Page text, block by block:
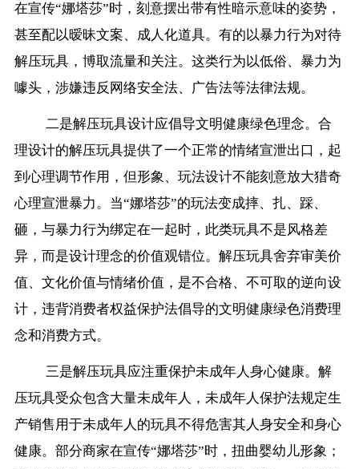
在宣传“娜塔莎”时，刻意摆出带有性暗示意味的姿势，
甚至配以暧昧文案、成人化道具。有的以暴力行为对待
解压玩具，博取流量和关注。这类行为以低俗、暴力为
噱头，涉嫌违反网络安全法、广告法等法律法规。
二是解压玩具设计应倡导文明健康绿色理念。合
理设计的解压玩具提供了一个正常的情绪宣泄出口，起
到心理调节作用，但形象、玩法设计不能刻意放大猎奇
心理宣泄暴力。当“娜塔莎”的玩法变成摔、扎、踩、
砸，与暴力行为绑定在一起时，此类玩具不是风格差
异，而是设计理念的价值观错位。解压玩具舍弃审美价
值、文化价值与情绪价值，是不合格、不可取的逆向设
计，违背消费者权益保护法倡导的文明健康绿色消费理
念和消费方式。
三是解压玩具应注重保护未成年人身心健康。解
压玩具受众包含大量未成年人，未成年人保护法规定生
产销售用于未成年人的玩具不得危害其人身安全和身心
健康。部分商家在宣传“娜塔莎”时，扭曲婴幼儿形象；